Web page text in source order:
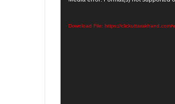
Download File: https://